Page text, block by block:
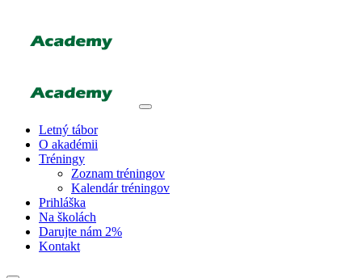
Letný tábor
O akadémii
Tréningy
Zoznam tréningov
Kalendár tréningov
Prihláška
Na školách
Darujte nám 2%
Kontakt